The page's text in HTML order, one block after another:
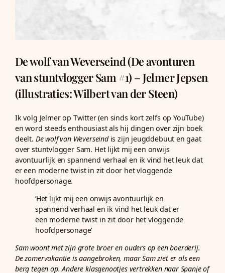
De wolf van Weverseind (De avonturen
van stuntvlogger Sam #1) – Jelmer Jepsen
(illustraties: Wilbert van der Steen)
Ik volg Jelmer op Twitter (en sinds kort zelfs op YouTube)
en word steeds enthousiast als hij dingen over zijn boek
deelt. De wolf van Weverseindis zijn jeugddebuut en gaat
over stuntvlogger Sam. Het lijkt mij een onwijs
avontuurlijk en spannend verhaal en ik vind het leuk dat
er een moderne twist in zit door het vloggende
hoofdpersonage.
‘Het lijkt mij een onwijs avontuurlijk en
spannend verhaal en ik vind het leuk dat er
een moderne twist in zit door het vloggende
hoofdpersonage’
Sam woont met zijn grote broer en ouders op een boerderij.
De zomervakantie is aangebroken, maar Sam ziet er als een
berg tegen op. Andere klasgenootjes vertrekken naar Spanje of